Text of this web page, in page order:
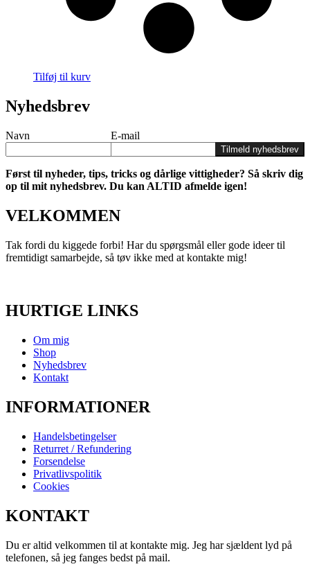
Tilføj til kurv
Nyhedsbrev
Navn E-mail
Tilmeld nyhedsbrev
Først til nyheder, tips, tricks og dårlige vittigheder? Så skriv dig
op til mit nyhedsbrev. Du kan ALTID afmelde igen!
VELKOMMEN
Tak fordi du kiggede forbi! Har du spørgsmål eller gode ideer til
fremtidigt samarbejde, så tøv ikke med at kontakte mig!
HURTIGE LINKS
Om mig
Shop
Nyhedsbrev
Kontakt
INFORMATIONER
Handelsbetingelser
Returret / Refundering
Forsendelse
Privatlivspolitik
Cookies
KONTAKT
Du er altid velkommen til at kontakte mig. Jeg har sjældent lyd på
telefonen, så jeg fanges bedst på mail.